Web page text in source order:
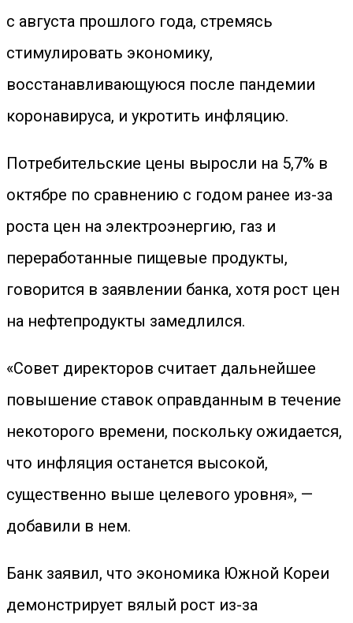
с августа прошлого года, стремясь
стимулировать экономику,
восстанавливающуюся после пандемии
коронавируса, и укротить инфляцию.
Потребительские цены выросли на 5,7% в
октябре по сравнению с годом ранее из-за
роста цен на электроэнергию, газ и
переработанные пищевые продукты,
говорится в заявлении банка, хотя рост цен
на нефтепродукты замедлился.
«Совет директоров считает дальнейшее
повышение ставок оправданным в течение
некоторого времени, поскольку ожидается,
что инфляция останется высокой,
существенно выше целевого уровня», —
добавили в нем.
Банк заявил, что экономика Южной Кореи
демонстрирует вялый рост из-за